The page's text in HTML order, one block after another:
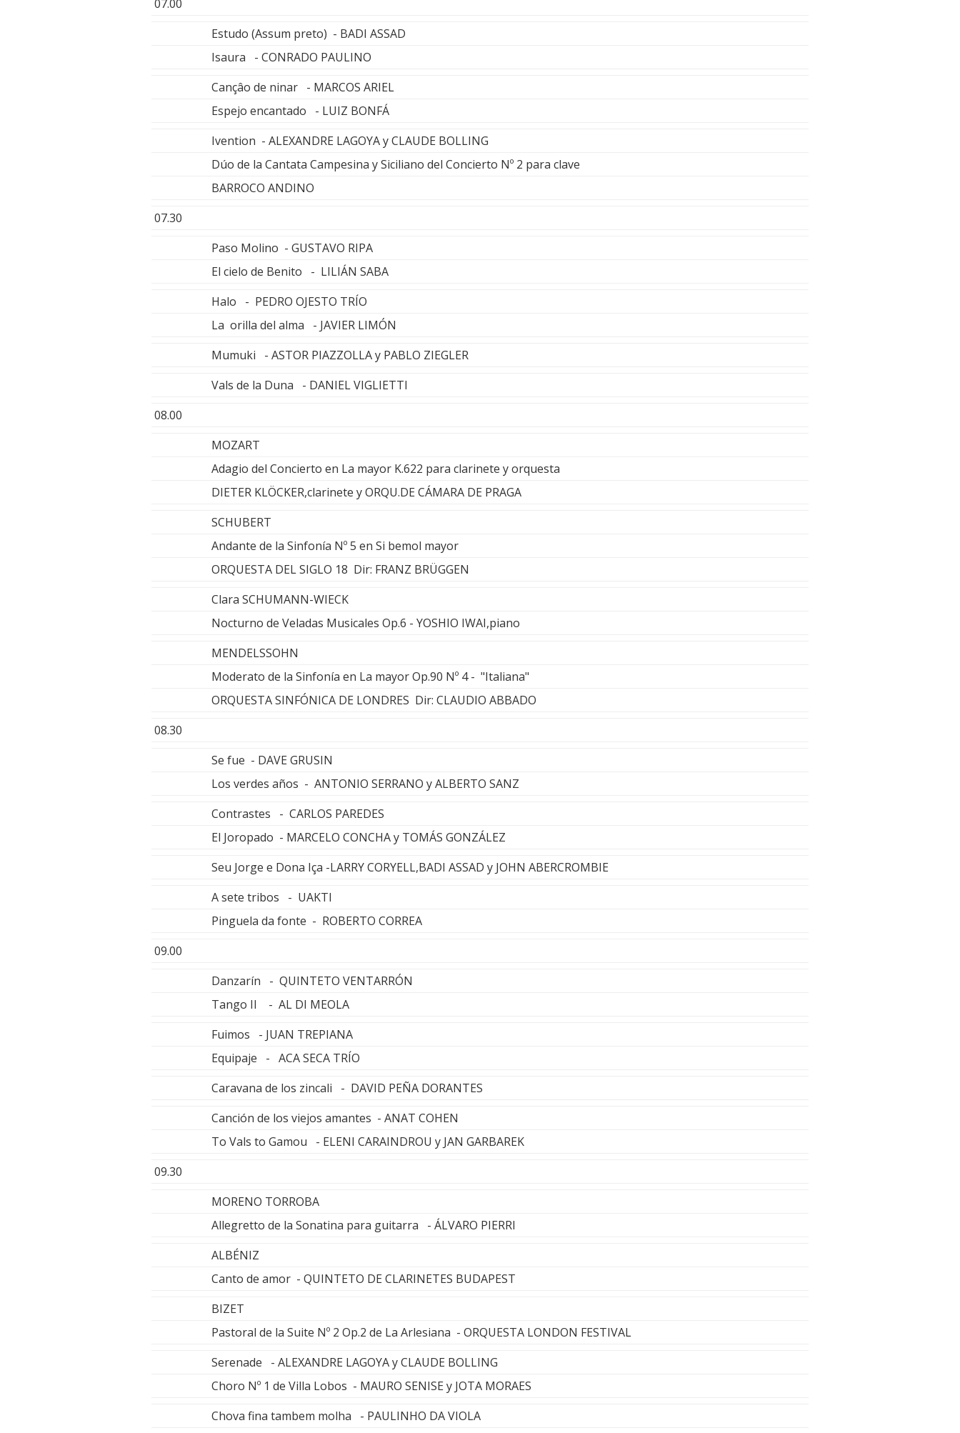
07.00
Estudo (Assum preto) - BADI ASSAD
Isaura - CONRADO PAULINO
Cançâo de ninar - MARCOS ARIEL
Espejo encantado - LUIZ BONFÁ
Ivention - ALEXANDRE LAGOYA y CLAUDE BOLLING
Dúo de la Cantata Campesina y Siciliano del Concierto Nº 2 para clave
BARROCO ANDINO
07.30
Paso Molino - GUSTAVO RIPA
El cielo de Benito - LILIÁN SABA
Halo - PEDRO OJESTO TRÍO
La orilla del alma - JAVIER LIMÓN
Mumuki - ASTOR PIAZZOLLA y PABLO ZIEGLER
Vals de la Duna - DANIEL VIGLIETTI
08.00
MOZART
Adagio del Concierto en La mayor K.622 para clarinete y orquesta
DIETER KLÖCKER,clarinete y ORQU.DE CÁMARA DE PRAGA
SCHUBERT
Andante de la Sinfonía Nº 5 en Si bemol mayor
ORQUESTA DEL SIGLO 18 Dir: FRANZ BRÜGGEN
Clara SCHUMANN-WIECK
Nocturno de Veladas Musicales Op.6 - YOSHIO IWAI,piano
MENDELSSOHN
Moderato de la Sinfonía en La mayor Op.90 Nº 4 - "Italiana"
ORQUESTA SINFÓNICA DE LONDRES Dir: CLAUDIO ABBADO
08.30
Se fue - DAVE GRUSIN
Los verdes años - ANTONIO SERRANO y ALBERTO SANZ
Contrastes - CARLOS PAREDES
El Joropado - MARCELO CONCHA y TOMÁS GONZÁLEZ
Seu Jorge e Dona Iça -LARRY CORYELL,BADI ASSAD y JOHN ABERCROMBIE
A sete tribos - UAKTI
Pinguela da fonte - ROBERTO CORREA
09.00
Danzarín - QUINTETO VENTARRÓN
Tango II - AL DI MEOLA
Fuimos - JUAN TREPIANA
Equipaje - ACA SECA TRÍO
Caravana de los zincali - DAVID PEÑA DORANTES
Canción de los viejos amantes - ANAT COHEN
To Vals to Gamou - ELENI CARAINDROU y JAN GARBAREK
09.30
MORENO TORROBA
Allegretto de la Sonatina para guitarra - ÁLVARO PIERRI
ALBÉNIZ
Canto de amor - QUINTETO DE CLARINETES BUDAPEST
BIZET
Pastoral de la Suite Nº 2 Op.2 de La Arlesiana - ORQUESTA LONDON FESTIVAL
Serenade - ALEXANDRE LAGOYA y CLAUDE BOLLING
Choro Nº 1 de Villa Lobos - MAURO SENISE y JOTA MORAES
Chova fina tambem molha - PAULINHO DA VIOLA